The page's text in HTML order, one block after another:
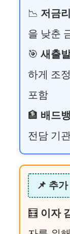
📉 저금
을 낮춘
🎯 새출
하게 조
포함
🏦 배드
전담 기
📌 추
🧮 이자